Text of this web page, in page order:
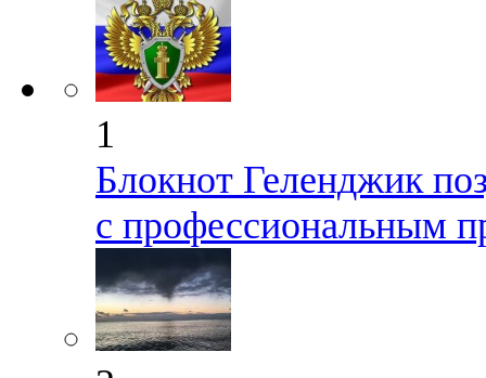
1
Блокнот Геленджик
с профессиональным